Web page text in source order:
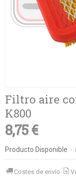
Filtro aire
K800
8,75 €
Producto Disponible -
Costes de envío